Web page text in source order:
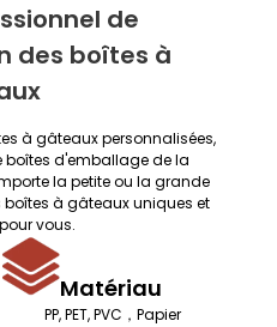
de
des boîtes à
à gâteaux personnalisées,
boîtes d'emballage de la
la petite ou la grande
à gâteaux uniques et
vous.
Matériau
PP, PET, PVC，Papier